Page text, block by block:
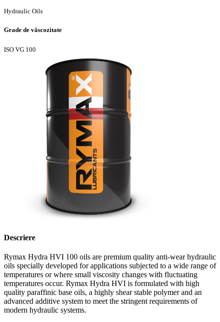
Hydraulic Oils
Grade de vâscozitate
ISO VG 100
Descriere
Rymax Hydra HVI 100 oils are premium quality anti-wear hydraulic
oils specially developed for applications subjected to a wide range of
temperatures or where small viscosity changes with fluctuating
temperatures occur. Rymax Hydra HVI is formulated with high
quality paraffinic base oils, a highly shear stable polymer and an
advanced additive system to meet the stringent requirements of
modern hydraulic systems.